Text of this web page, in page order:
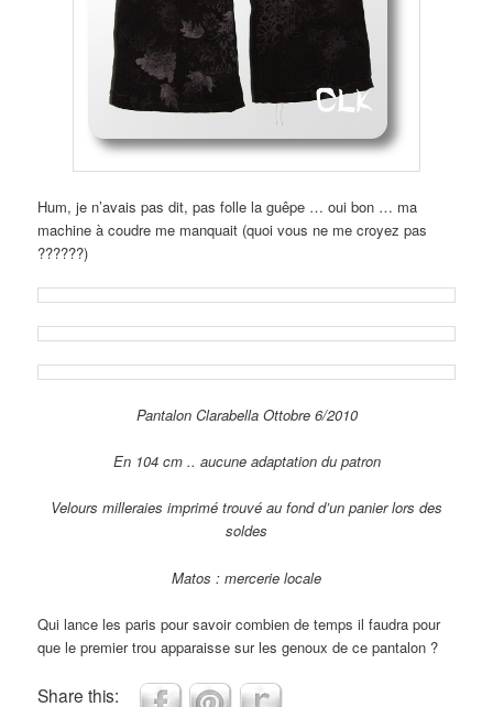
Hum, je n’avais pas dit, pas folle la guêpe … oui bon … ma
machine à coudre me manquait (quoi vous ne me croyez pas
??????)
Pantalon Clarabella Ottobre 6/2010
En 104 cm .. aucune adaptation du patron
Velours milleraies imprimé trouvé au fond d’un panier lors des
soldes
Matos : mercerie locale
Qui lance les paris pour savoir combien de temps il faudra pour
que le premier trou apparaisse sur les genoux de ce pantalon ?
Share this: